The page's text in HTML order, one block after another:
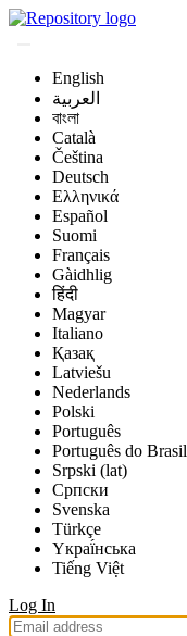
English
العربية
বাংলা
Català
Čeština
Deutsch
Ελληνικά
Español
Suomi
Français
Gàidhlig
हिंदी
Magyar
Italiano
Қазақ
Latviešu
Nederlands
Polski
Português
Português do Brasil
Srpski (lat)
Српски
Svenska
Türkçe
Yкраї́нська
Tiếng Việt
Log In